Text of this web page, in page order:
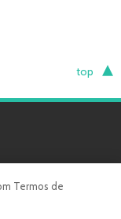
top
Termos de